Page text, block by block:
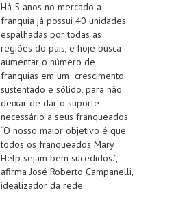
Há 5 anos no mercado a
franquia já possui 40 unidades
espalhadas por todas as
regiões do país, e hoje busca
aumentar o número de
franquias em um crescimento
sustentado e sólido, para não
deixar de dar o suporte
necessário a seus franqueados.
“O nosso maior objetivo é que
todos os franqueados Mary
Help sejam bem sucedidos.”,
afirma José Roberto Campanelli,
idealizador da rede.